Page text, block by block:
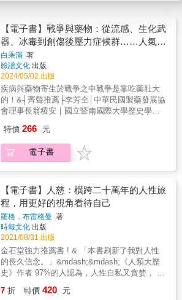
【電子書】戰爭與藥物：從流感、生化武
器、冰毒到創傷後壓力症候群……人氣藥
學教授探索史上戰爭催生出的疾病與新藥
物，以及醫藥發展所介入的人類戰事
白乘滿 著
臉譜文化 出版
2024/05/02 出版
疾病與藥物寄生於戰爭之中戰爭是靠吃藥壯大
的！&┤齊聲推薦├李芳全│中華民國製藥發展協
會理事長翁稷安｜國立暨南國際大學歷史學系
教師&人類的歷史既是戰爭的歷史，也是疾病的
歷史。&戰爭和疾病一直困擾著人類。從古至今
不乏殺人如麻的戰爭，不時爆發的嚴重疫病也
了國家發展與國際情勢。人類的歷史既是戰爭
的歷史，也是疾病的歷史。很多時候，兩者甚
至相互糾纏，同時推動著醫藥的發展。為了與
死神拔河，許多醫療手段與藥物被發明出來，
用於戰爭的前線補給，又或者治療受傷的士
兵。在當代生活中，我們每個人每一天都在與
戰爭促成或遺留下來的疾病及藥物共度。&本書
作者白乘滿是南韓慶尚大學高人氣教授兼藥學
家，開設課程在選課系統上會於短時間內登記
爆滿。《戰爭與藥物》九大章主要談人類重大
特價 266 元
電子書
【電子書】人慈：橫跨二十萬年的人性旅
程，用更好的視角看待自己
羅格．布雷格曼 著
時報文化 出版
2021/08/31 出版
金石堂強力推薦書 ! & 「本書刷新了我對人性
的長久信念。」&mdash;&mdash;《人類大歷
史》作者 97%的人認為，人性自私又貪婪， 但
& ★《衛報》：本書無疑是今年的《人類大歷
7 折 特價 420 元